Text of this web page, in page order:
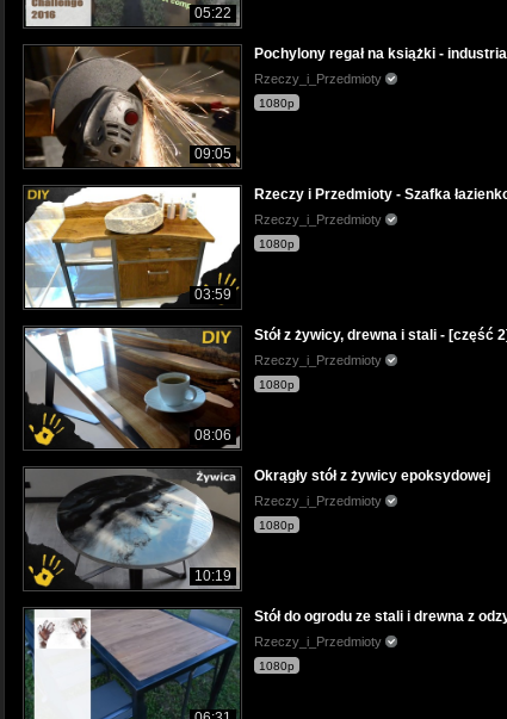
05:22
09:05
Pochylony regał na książki -
Rzeczy_i_Przedmioty
1080p
03:59
Rzeczy i Przedmioty - Szafka
Rzeczy_i_Przedmioty
1080p
08:06
Stół z żywicy, drewna i stali - [część
Rzeczy_i_Przedmioty
1080p
10:19
Okrągły stół z żywicy epoksydowej
Rzeczy_i_Przedmioty
1080p
Stół do ogrodu ze stali i drewna z
Rzeczy_i_Przedmioty
1080p